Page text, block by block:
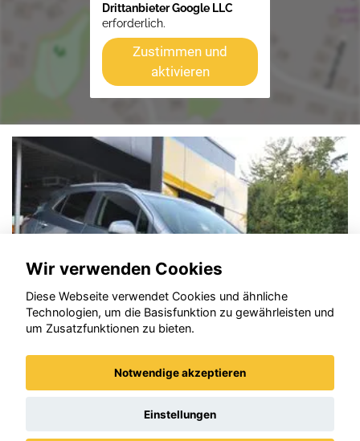
Drittanbieter Google LLC
erforderlich.
Zustimmen und
aktivieren
Wir verwenden Cookies
Diese Webseite verwendet Cookies und ähnliche
Technologien, um die Basisfunktion zu gewährleisten und
um Zusatzfunktionen zu bieten.
Notwendige akzeptieren
Einstellungen